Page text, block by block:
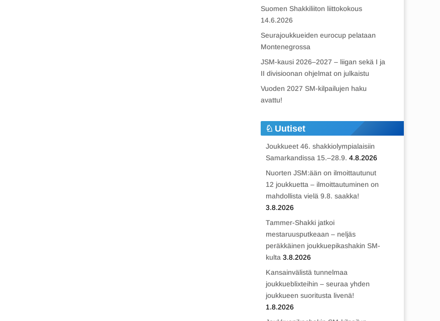
Suomen Shakkiliiton liittokokous
14.6.2026
Seurajoukkueiden eurocup pelataan
Montenegrossa
JSM-kausi 2026–2027 – liigan sekä I ja
II divisioonan ohjelmat on julkaistu
Vuoden 2027 SM-kilpailujen haku
avattu!
Uutiset
Joukkueet 46. shakkiolympialaisiin
Samarkandissa 15.–28.9. 4.8.2026
Nuorten JSM:ään on ilmoittautunut
12 joukkuetta – ilmoittautuminen on
mahdollista vielä 9.8. saakka!
3.8.2026
Tammer-Shakki jatkoi
mestaruusputkeaan – neljäs
peräkkäinen joukkuepikashakin SM-
kulta 3.8.2026
Kansainvälistä tunnelmaa
joukkueblixteihin – seuraa yhden
joukkueen suoritusta livenä!
1.8.2026